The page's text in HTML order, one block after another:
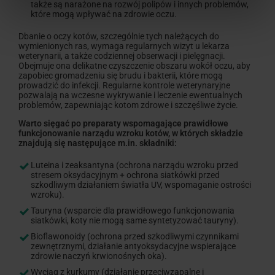
także są narażone na rozwój polipów i innych problemów,
które mogą wpływać na zdrowie oczu.
Dbanie o oczy kotów, szczególnie tych należących do
wymienionych ras, wymaga regularnych wizyt u lekarza
weterynarii, a także codziennej obserwacji i pielęgnacji.
Obejmuje ona delikatne czyszczenie obszaru wokół oczu, aby
zapobiec gromadzeniu się brudu i bakterii, które mogą
prowadzić do infekcji. Regularne kontrole weterynaryjne
pozwalają na wczesne wykrywanie i leczenie ewentualnych
problemów, zapewniając kotom zdrowe i szczęśliwe życie.
Warto sięgać po preparaty wspomagające prawidłowe
funkcjonowanie narządu wzroku kotów, w których składzie
znajdują się następujące m.in. składniki:
Luteina i zeaksantyna (ochrona narządu wzroku przed
stresem oksydacyjnym + ochrona siatkówki przed
szkodliwym działaniem światła UV, wspomaganie ostrości
wzroku).
Tauryna (wsparcie dla prawidłowego funkcjonowania
siatkówki, koty nie mogą same syntetyzować tauryny).
Bioflawonoidy (ochrona przed szkodliwymi czynnikami
zewnętrznymi, działanie antyoksydacyjne wspierające
zdrowie naczyń krwionośnych oka).
Wyciąg z kurkumy (działanie przeciwzapalne i